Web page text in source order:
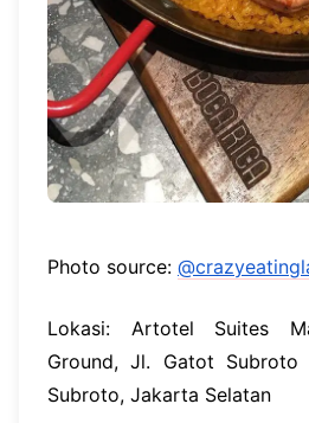
Photo source:
Lokasi: Artotel Suites
Ground, Jl. Gatot
Subroto, Jakarta Selatan